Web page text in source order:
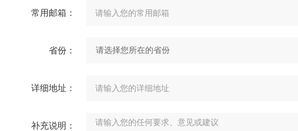
常用邮箱：
省份：
详细地址：
补充说明：